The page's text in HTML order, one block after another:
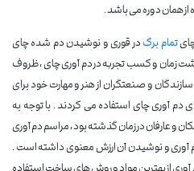
از همان دوره می باشد .
تمام برگدر قوری و نوشیدن دم شده چای
زمان و کسب تجربه در دم آوری چای ، ظروف
و صنعتگران از هنر و مهارت خود برای
دم آوری چای استفاده می کردند . با توجه به
عارفان در زمان گذشته بود ، مراسم دم آوری
آوری و نوشیدن آن ارزش معنوی داشته است .